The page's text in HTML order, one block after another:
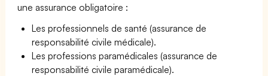
une assurance obligatoire :
Les professionnels de santé (assurance de
responsabilité civile médicale).
Les professions paramédicales (assurance de
responsabilité civile paramédicale).